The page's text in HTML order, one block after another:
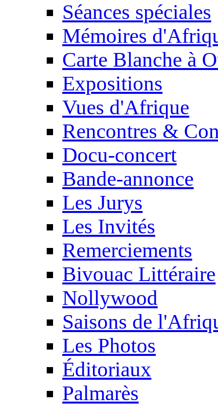
Séances spéciales
Mémoires
Carte Blanche à
Expositions
Vues d'Afrique
Rencontres &
Docu-concert
Bande-annonce
Les Jurys
Les Invités
Remerciements
Bivouac Littéraire
Nollywood
Saisons de
Les Photos
Éditoriaux
Palmarès